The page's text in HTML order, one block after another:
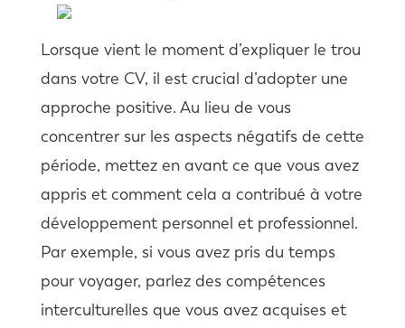
Lorsque vient le moment d’expliquer le trou
dans votre CV, il est crucial d’adopter une
approche positive. Au lieu de vous
concentrer sur les aspects négatifs de cette
période, mettez en avant ce que vous avez
appris et comment cela a contribué à votre
développement personnel et professionnel.
Par exemple, si vous avez pris du temps
pour voyager, parlez des compétences
interculturelles que vous avez acquises et